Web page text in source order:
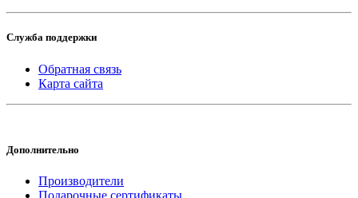
Служба поддержки
Обратная связь
Карта сайта
Дополнительно
Производители
Подарочные сертификаты